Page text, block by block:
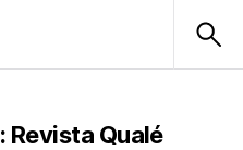
Revista Qualé